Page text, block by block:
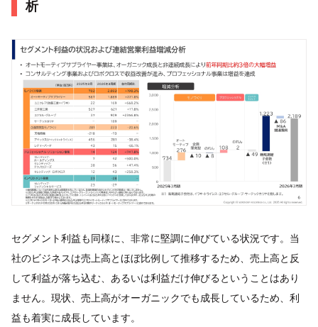
析
セグメント利益も同様に、非常に堅調に伸びている状況です。当
社のビジネスは売上高とほぼ比例して推移するため、売上高と反
して利益が落ち込む、あるいは利益だけ伸びるということはあり
ません。現状、売上高がオーガニックでも成長しているため、利
益も着実に成長しています。